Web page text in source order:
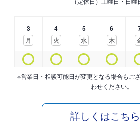
3
月
4
火
5
水
6
木
※営業日・相談可能日が変更となる場合もご
わせください。
詳しくはこちら